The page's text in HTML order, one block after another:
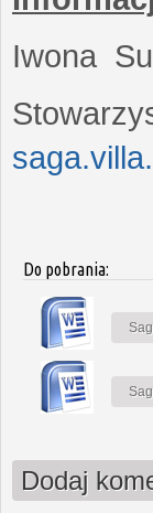
Iwona
Do pobrania:
Dodaj